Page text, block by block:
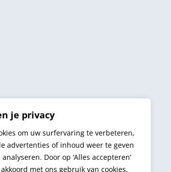
je privacy
om uw surfervaring te verbeteren,
advertenties of inhoud weer te geven
Door op ‘Alles accepteren’
met ons gebruik van cookies.